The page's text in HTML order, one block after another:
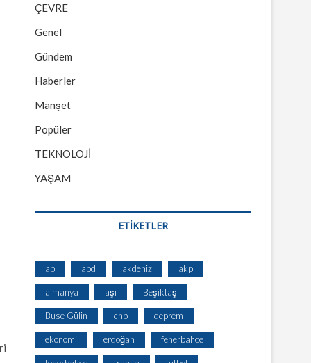
ÇEVRE
Genel
Gündem
Haberler
Manşet
Popüler
TEKNOLOJİ
YAŞAM
ETİKETLER
ab abd akdeniz akp
almanya aşı Beşiktaş
Buse Gülin chp deprem
ekonomi erdoğan fenerbahce